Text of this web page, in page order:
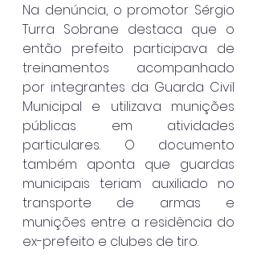
Na denúncia, o promotor Sérgio
Turra Sobrane destaca que o
então prefeito participava de
treinamentos acompanhado
por integrantes da Guarda Civil
Municipal e utilizava munições
públicas em atividades
particulares. O documento
também aponta que guardas
municipais teriam auxiliado no
transporte de armas e
munições entre a residência do
ex-prefeito e clubes de tiro.